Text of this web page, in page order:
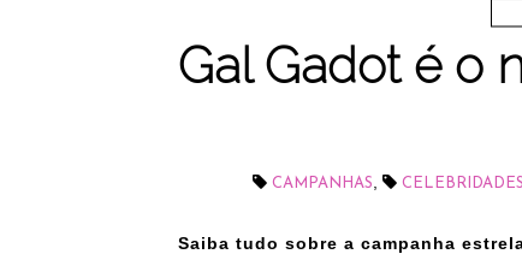
Gal Gadot é o
CAMPANHAS CELEBRIDADES
Saiba tudo sobre a campanha